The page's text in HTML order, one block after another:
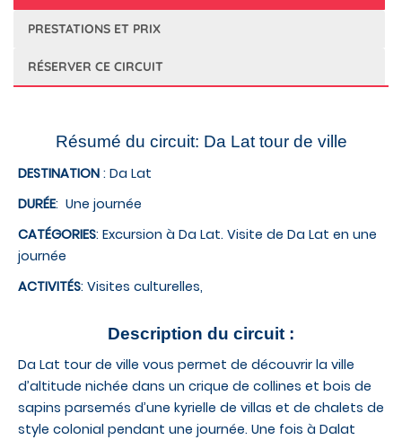
PRESTATIONS ET PRIX
RÉSERVER CE CIRCUIT
Résumé du circuit: Da Lat tour de ville
DESTINATION : Da Lat
DURÉE: Une journée
CATÉGORIES: Excursion à Da Lat. Visite de Da Lat en une
journée
ACTIVITÉS: Visites culturelles,
Description du circuit :
Da Lat tour de ville vous permet de découvrir la ville
d’altitude nichée dans un crique de collines et bois de
sapins parsemés d’une kyrielle de villas et de chalets de
style colonial pendant une journée. Une fois à Dalat